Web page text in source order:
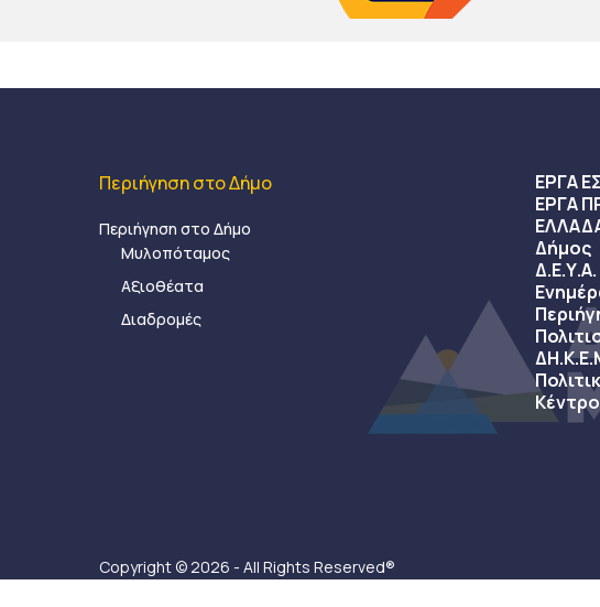
Περιήγηση στο Δήμο
Περιήγηση στο Δήμο
Μυλοπόταμος
Αξιοθέατα
Διαδρομές
ΕΡΓΑ
ΕΡΓΑ
Δήμος
Copyright © 2026 - All Rights Reserved®